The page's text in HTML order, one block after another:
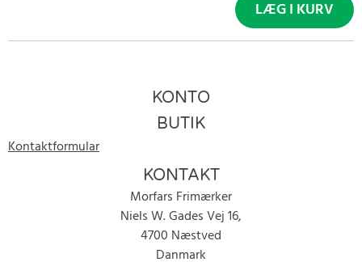
LÆG I KURV
KONTO
BUTIK
Kontaktformular
KONTAKT
Morfars Frimærker
Niels W. Gades Vej 16,
4700 Næstved
Danmark